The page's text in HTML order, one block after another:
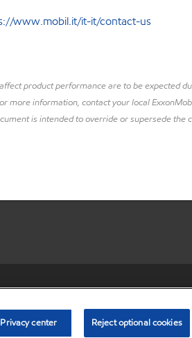
www.mobil.it/it-it/contact-us
product performance are to be expected
more information, contact your local
is intended to override or supersede the
© Copyright 2003-
Privacy center Reject optional cookies